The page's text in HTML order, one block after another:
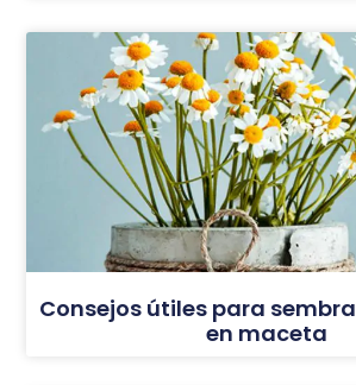
Consejos útiles para
en maceta